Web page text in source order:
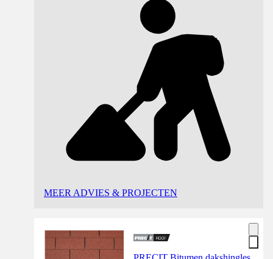
MEER ADVIES & PROJECTEN